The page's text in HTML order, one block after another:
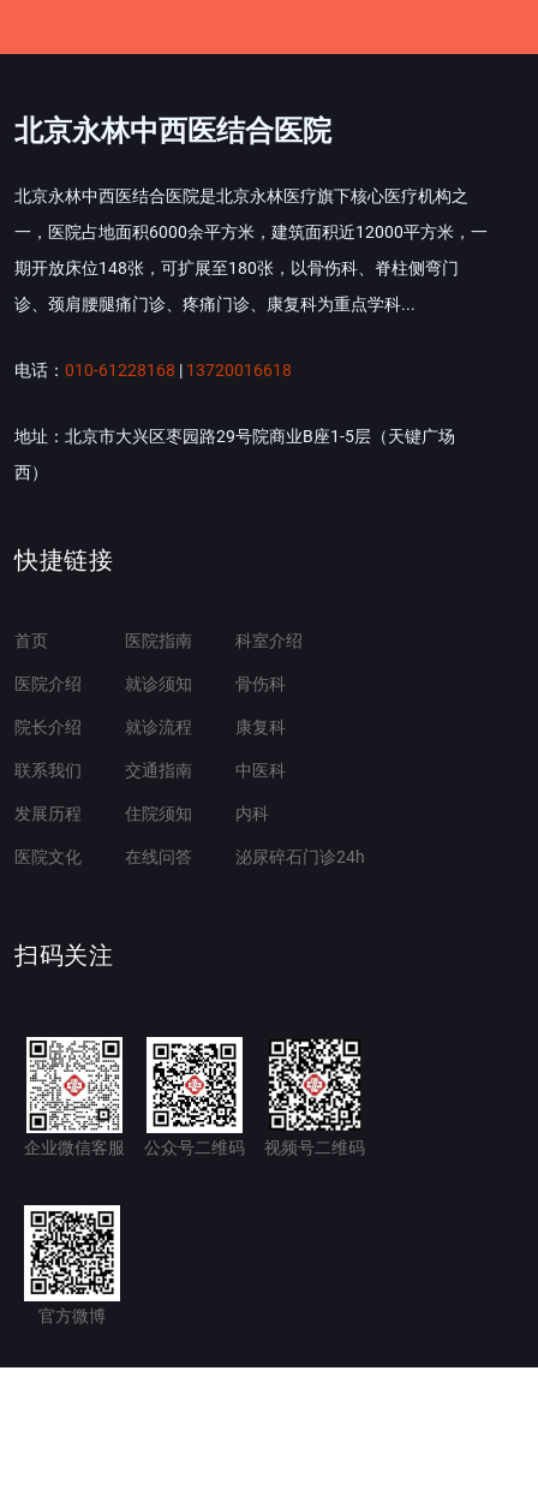
北京永林中西医结合医院
北京永林中西医结合医院是北京永林医疗旗下核心医疗机构之
一，医院占地面积6000余平方米，建筑面积近12000平方米，一
期开放床位148张，可扩展至180张，以骨伤科、脊柱侧弯门
诊、颈肩腰腿痛门诊、疼痛门诊、康复科为重点学科...
电话： 010-61228168 | 13720016618
地址：北京市大兴区枣园路29号院商业B座1-5层（天键广场
西）
快捷链接
首页
医院介绍
院长介绍
联系我们
发展历程
医院文化
医院指南
就诊须知
就诊流程
交通指南
住院须知
在线问答
科室介绍
骨伤科
康复科
中医科
内科
泌尿碎石门诊24h
扫码关注
企业微信客服 公众号二维码 视频号二维码
官方微博